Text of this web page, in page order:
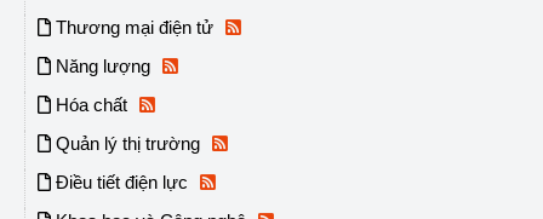
Thương mại điện tử
Năng lượng
Hóa chất
Quản lý thị trường
Điều tiết điện lực